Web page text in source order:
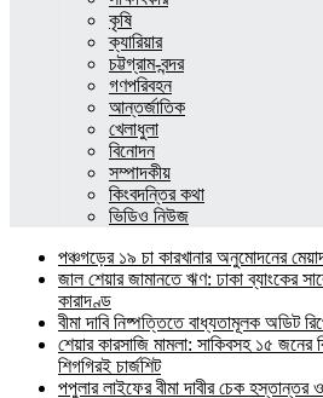
কৃষি
ক্যারিয়ার
চট্টগ্রাম-বন্দর
গণপরিবহন
আন্তর্জাতিক
খেলাধুলা
বিনোদন
সম্পাদকীয়
কিংবদন্তির কথা
ভিডিও নিউজ
পঞ্চগড়ের ১৯ চা কারখানার অনুমোদনের
জাল শেয়ার জামানতে ঋণ: ঢাকা ব্যাংকের
কারাদণ্ড
বীমা দাবি নিষ্পত্তিতে বাধ্যতামূলক অডিট
শেয়ার কারসাজি মামলা: সাকিবসহ ১৫ জনের
শিগগিরই চার্জশিট
পপুলার লাইফের বীমা দাবীর চেক হস্তান্তর